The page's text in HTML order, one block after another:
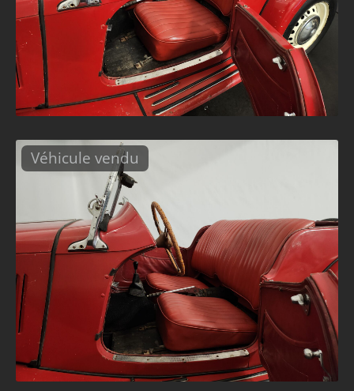
Véhicule vendu